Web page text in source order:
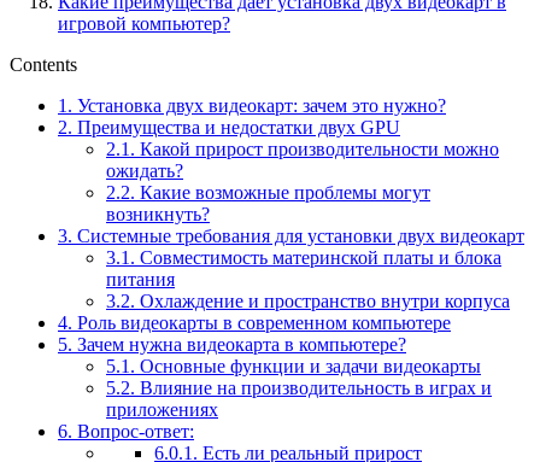
игровой компьютер?
Contents
1. Установка двух видеокарт: зачем это нужно?
2. Преимущества и недостатки двух GPU
2.1. Какой прирост производительности можно
ожидать?
2.2. Какие возможные проблемы могут
возникнуть?
3. Системные требования для установки двух видеокарт
3.1. Совместимость материнской платы и блока
питания
3.2. Охлаждение и пространство внутри корпуса
4. Роль видеокарты в современном компьютере
5. Зачем нужна видеокарта в компьютере?
5.1. Основные функции и задачи видеокарты
5.2. Влияние на производительность в играх и
приложениях
6. Вопрос-ответ:
6.0.1. Есть ли реальный прирост